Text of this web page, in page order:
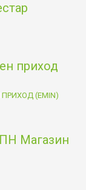
приход
(EMIN)
Магазин